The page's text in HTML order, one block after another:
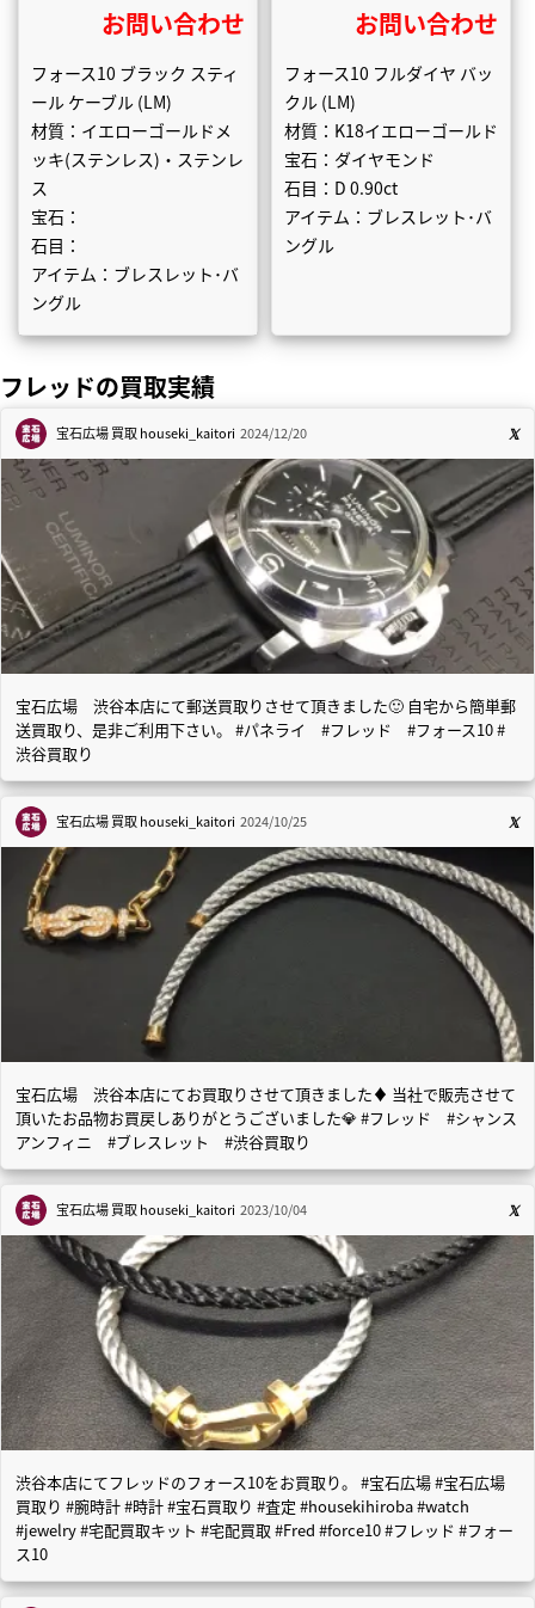
お問い合わせ
フォース10 ブラック スティ
ール ケーブル (LM)
材質：イエローゴールドメ
ッキ(ステンレス)・ステンレ
ス
宝石：
石目：
アイテム：ブレスレット･バ
ングル
お問い合わせ
フォース10 フルダイヤ バッ
クル (LM)
材質：K18イエローゴールド
宝石：ダイヤモンド
石目：D 0.90ct
アイテム：ブレスレット･バ
ングル
フレッドの買取実績
宝石広場 買取houseki_kaitori 2024/12/20
宝石広場 渋谷本店にて郵送買取りさせて頂きました🙂 自宅から簡単郵
送買取り、是非ご利用下さい。 #パネライ #フレッド #フォース10 #
渋谷買取り
宝石広場 買取houseki_kaitori 2024/10/25
宝石広場 渋谷本店にてお買取りさせて頂きました♦️ 当社で販売させて
頂いたお品物お買戻しありがとうございました💎 #フレッド #シャンス
アンフィニ #ブレスレット #渋谷買取り
宝石広場 買取houseki_kaitori 2023/10/04
渋谷本店にてフレッドのフォース10をお買取り。 #宝石広場 #宝石広場
買取り #腕時計 #時計 #宝石買取り #査定 #housekihiroba #watch
#jewelry #宅配買取キット #宅配買取 #Fred #force10 #フレッド #フォー
ス10